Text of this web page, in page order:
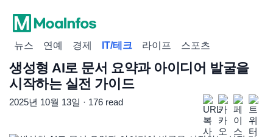
뉴스 연예 경제 IT/테크 라이프 스포츠
생성형 AI로 문서 요약과 아이디어 발굴을
시작하는 실전 가이드
2025년 10월 13일 · 176 read